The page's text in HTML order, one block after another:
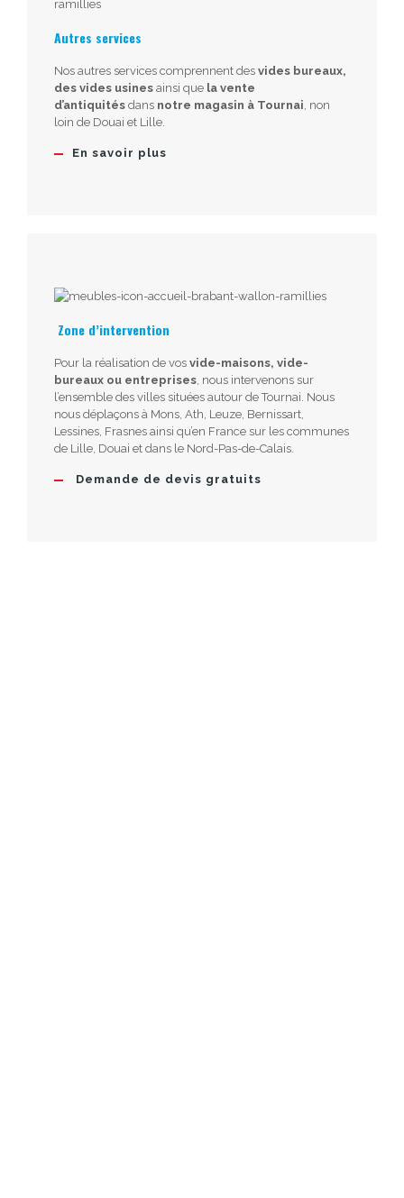
Autres services
Nos autres services comprennent des vides bureaux,
des vides usines ainsi que la vente
d’antiquités dans notre magasin à Tournai , non
loin de Douai et Lille.
En savoir plus
Zone d’intervention
Pour la réalisation de vos vide-maisons, vide-
bureaux ou entreprises , nous intervenons sur
l’ensemble des villes situées autour de Tournai. Nous
nous déplaçons à Mons, Ath, Leuze, Bernissart,
Lessines, Frasnes ainsi qu’en France sur les communes
de Lille, Douai et dans le Nord-Pas-de-Calais.
Demande de devis gratuits